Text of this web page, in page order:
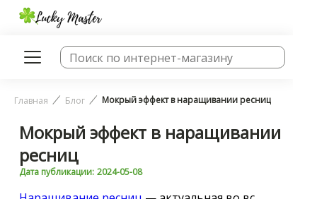
Главная Блог Мокрый эффект в наращивании ресниц
Мокрый эффект в наращивании
ресниц
Дата публикации: 2024-05-08